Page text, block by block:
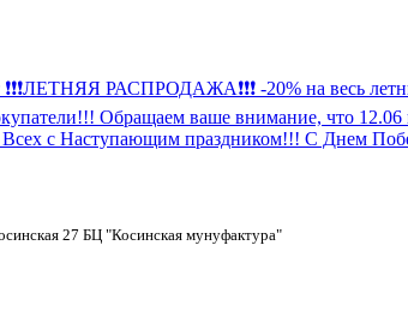
❗️❗️❗️ЛЕТНЯЯ РАСПРОДАЖА❗️❗️❗️ -20% на весь
Обращаем ваше внимание, что 12.06
Всех с Наступающим праздником!!! С Днем
27 БЦ "Косинская мунуфактура"